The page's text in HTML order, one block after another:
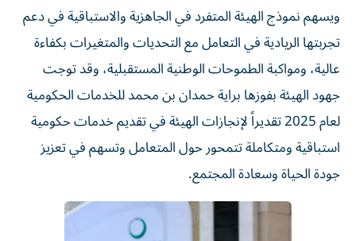
ويسهم نموذج الهيئة المتفرد في الجاهزية والاستباقية في دعم
تجربتها الريادية في التعامل مع التحديات والمتغيرات بكفاءة
عالية، ومواكبة الطموحات الوطنية المستقبلية، وقد توجت
جهود الهيئة بفوزها براية حمدان بن محمد للخدمات الحكومية
لعام 2025 تقديراً لإنجازات الهيئة في تقديم خدمات حكومية
استباقية ومتكاملة تتمحور حول المتعامل وتسهم في تعزيز
جودة الحياة وسعادة المجتمع.